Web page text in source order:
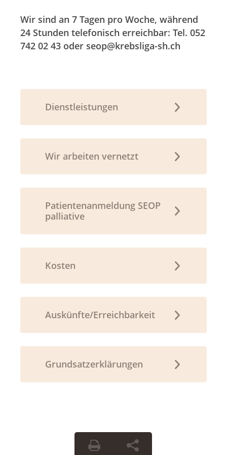
Wir sind an 7 Tagen pro Woche, während
24 Stunden telefonisch erreichbar: Tel. 052
742 02 43 oder seop@krebsliga-sh.ch
Dienstleistungen
Wir arbeiten vernetzt
Patientenanmeldung SEOP
palliative
Kosten
Auskünfte/Erreichbarkeit
Grundsatzerklärungen